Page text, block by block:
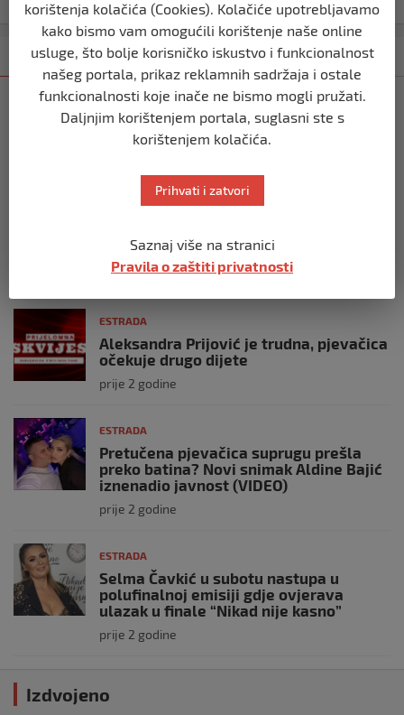
Kategorija Najnovije Najčitanije
ESTRADA
MILICA TODOROVIĆ OSTALA BEZ MUŽA
KAKO DALJE?
trudnoći s porodicom
prije 2 godine
ESTRADA
Aleksandra Prijović je trudna, pjevačica
očekuje drugo dijete
prije 2 godine
ESTRADA
Pretučena pjevačica suprugu prešla
preko batina? Novi snimak Aldine Bajić
iznenadio javnost (VIDEO)
prije 2 godine
ESTRADA
Selma Čavkić u subotu nastupa u
polufinalnoj emisiji gdje ovjerava
ulazak u finale “Nikad nije kasno”
prije 2 godine
Izdvojeno
korištenja kolačića (Cookies). Kolačiće upotrebljavamo
kako bismo vam omogućili korištenje naše online
usluge, što bolje korisničko iskustvo i funkcionalnost
našeg portala, prikaz reklamnih sadržaja i ostale
funkcionalnosti koje inače ne bismo mogli pružati.
Daljnjim korištenjem portala, suglasni ste s
korištenjem kolačića.
Prihvati i zatvori
Saznaj više na stranici
Pravila o zaštiti privatnosti